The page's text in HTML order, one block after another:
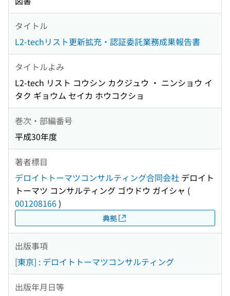
タイトル
L2-techリスト更新拡充・認証委託業務成果報告書
タイトルよみ
L2-tech リスト コウシン カクジュウ ・ ニンショウ イ
タク ギョウム セイカ ホウコクショ
巻次・部編番号
平成30年度
著者標目
デロイトトーマツコンサルティング合同会社 デロイト
トーマツ コンサルティング ゴウドウ ガイシャ (
001208166)
典拠
出版事項
[東京] : デロイトトーマツコンサルティング
出版年月日等